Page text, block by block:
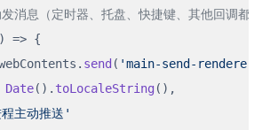
消息（定时器、托盘、快捷键、其他回调都可
=> {
. send ( 'main-send-renderer'
Date(). toLocaleString (),
主动推送'